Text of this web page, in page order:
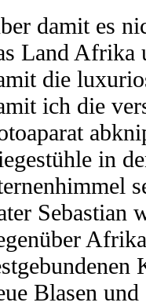
damit es
Land Afrika
die
ich die
in
Sebastian
Blasen